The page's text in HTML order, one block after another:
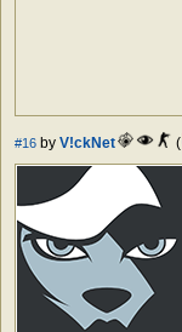
#16 by V!ckNet (